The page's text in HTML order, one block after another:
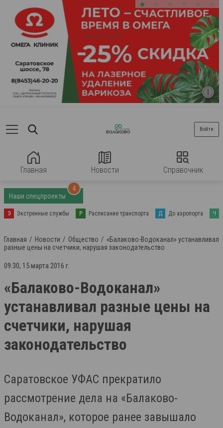
Главная Новости Справочник
Войти
Наши спецпроекты
4
Э Экстренные службы Р Расписание транспорта Д До аэропорта Ч
Главная Новости Общество
«Балаково-Водоканал» устанавливал
разные цены на счетчики, нарушая законодательство
09:30, 15 марта 2016 г.
«Балаково-Водоканал»
устанавливал разные цены на
счетчики, нарушая
законодательство
Саратовское УФАС прекратило
рассмотрение дела на «Балаково-
Водоканал», которое ранее завышало